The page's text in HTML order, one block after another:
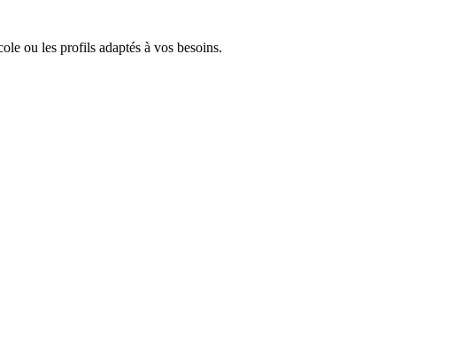
ou les profils adaptés à vos besoins.